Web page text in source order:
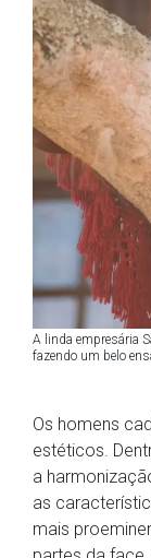
A linda empresária
fazendo um belo
Os homens
estéticos.
a
as
mais